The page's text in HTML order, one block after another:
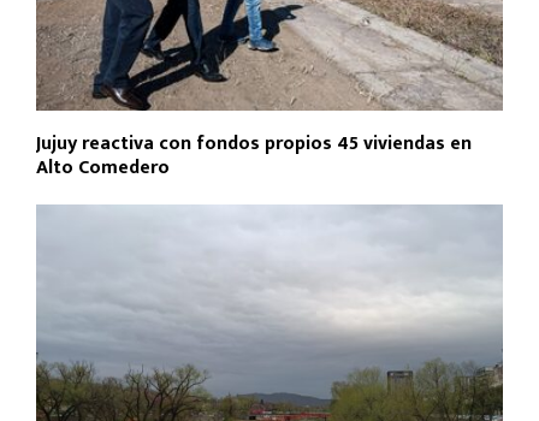
Jujuy reactiva con fondos propios 45 viviendas en
Alto Comedero